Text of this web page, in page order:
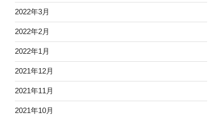
2022年3月
2022年2月
2022年1月
2021年12月
2021年11月
2021年10月